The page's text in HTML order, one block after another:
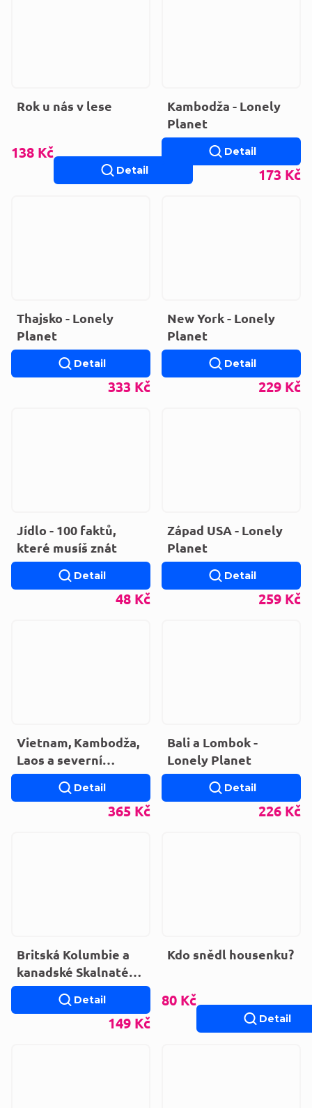
Rok u nás v lese
138 Kč
Detail
Kambodža - Lonely
Planet
173 Kč
Detail
Thajsko - Lonely
Planet
333 Kč
Detail
New York - Lonely
Planet
229 Kč
Detail
Jídlo - 100 faktů,
které musíš znát
48 Kč
Detail
Západ USA - Lonely
Planet
259 Kč
Detail
Vietnam, Kambodža,
Laos a severní
Thajsko - Lonely
365 Kč
Detail
Bali a Lombok -
Lonely Planet
226 Kč
Detail
Britská Kolumbie a
kanadské Skalnaté
hory - Lonely Planet
149 Kč
Detail
Kdo snědl housenku?
80 Kč
Detail